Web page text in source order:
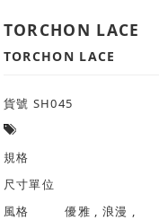
TORCHON LACE
TORCHON LACE
貨號 SH045
規格
尺寸單位
風格
優雅 , 浪漫 ,